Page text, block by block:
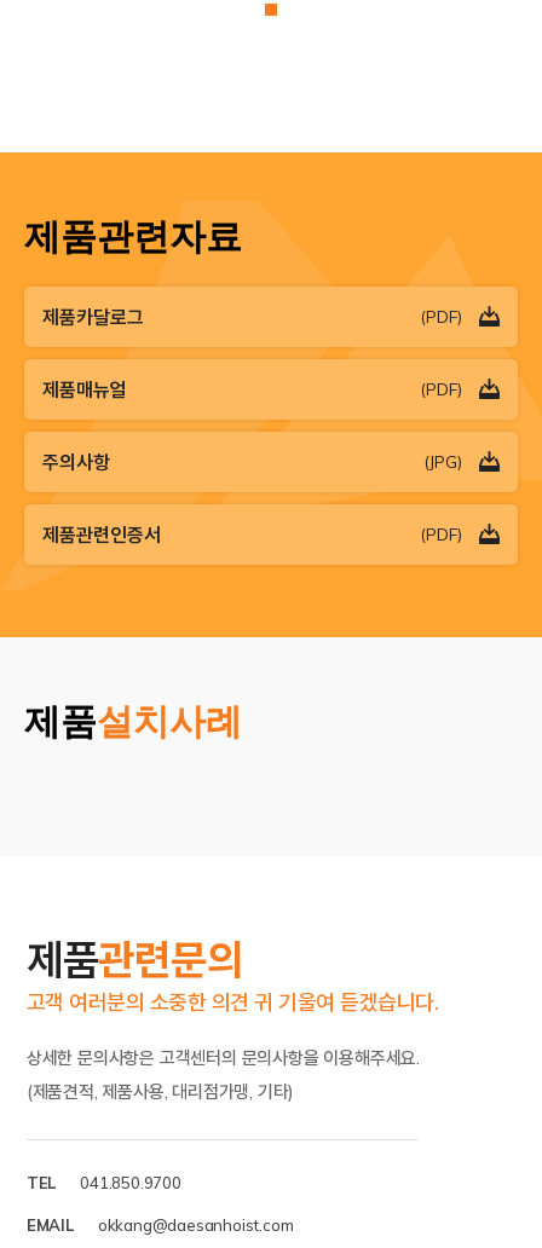
제품관련자료
제품카달로그 (PDF)
제품매뉴얼 (PDF)
주의사항 (JPG)
제품관련인증서 (PDF)
제품설치사례
제품관련문의
고객 여러분의 소중한 의견 귀 기울여 듣겠습니다.
상세한 문의사항은 고객센터의 문의사항을 이용해주세요.
(제품견적, 제품사용, 대리점가맹, 기타)
TEL 041.850.9700
EMAIL okkang@daesanhoist.com